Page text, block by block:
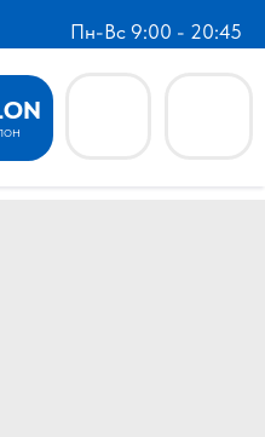
9:00 - 20:45